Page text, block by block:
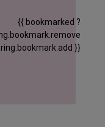
{{ bookmarked ?
}}